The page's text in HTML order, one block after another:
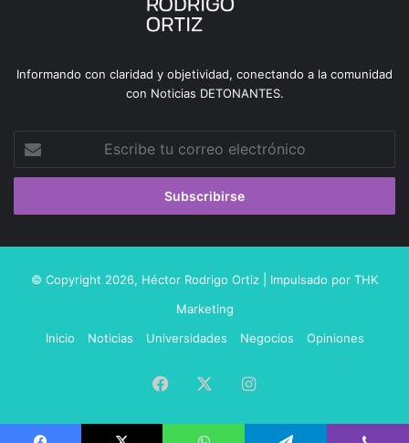
Informando con claridad y objetividad, conectando a la comunidad
con Noticias DETONANTES.
correo
© Copyright 2026, Héctor Rodrigo Ortiz | Impulsado por THK
Marketing
Inicio
Noticias Universidades Negocios Opiniones
Facebook Instagram